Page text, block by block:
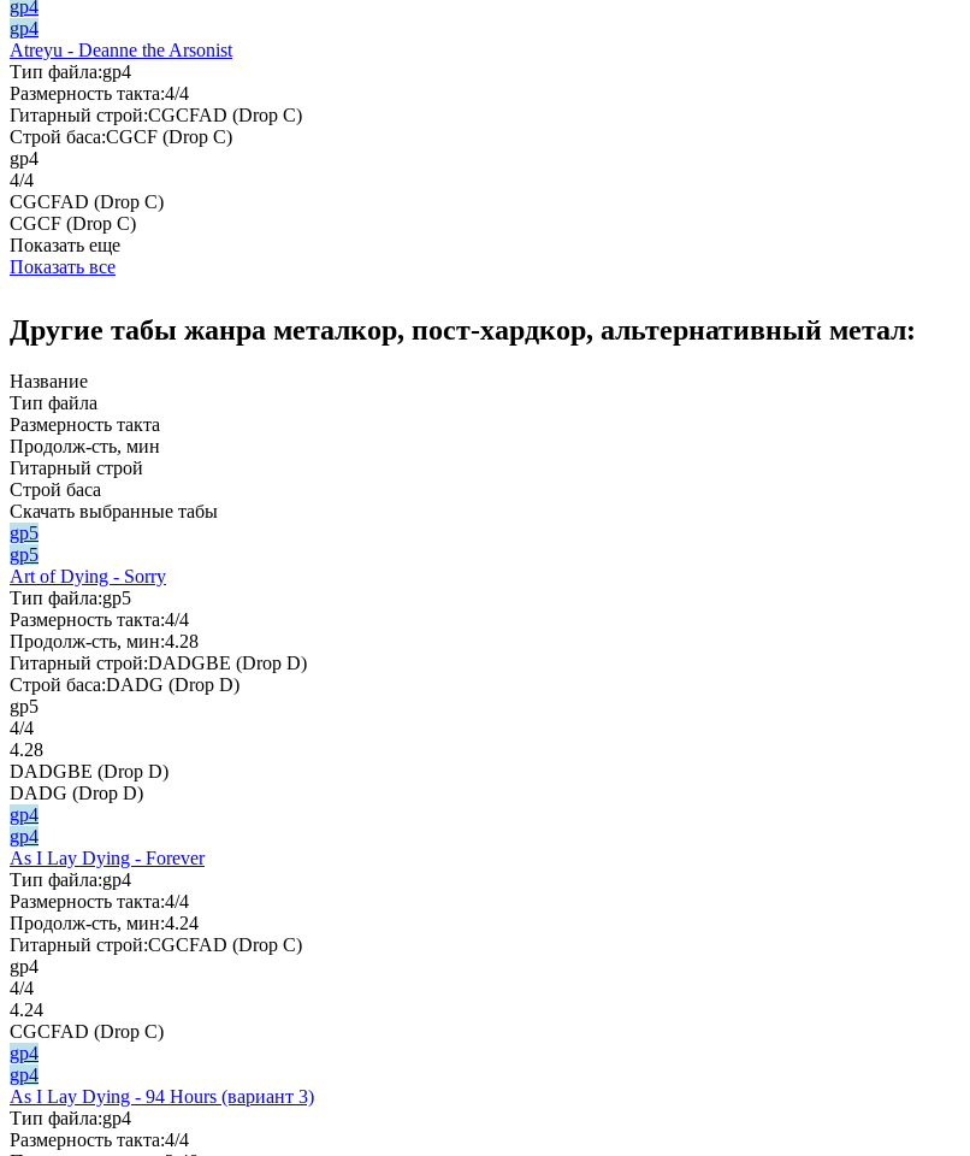
gp4
gp4
Atreyu - Deanne the Arsonist
Тип файла:gp4
Размерность такта:4/4
Гитарный строй:CGCFAD (Drop C)
Строй баса:CGCF (Drop C)
gp4
4/4
CGCFAD (Drop C)
CGCF (Drop C)
Показать еще
Показать все
Другие табы жанра металкор, пост-хардкор, альтернативный метал:
Название
Тип файла
Размерность такта
Продолж-сть, мин
Гитарный строй
Строй баса
Скачать выбранные табы
gp5
gp5
Art of Dying - Sorry
Тип файла:gp5
Размерность такта:4/4
Продолж-сть, мин:4.28
Гитарный строй:DADGBE (Drop D)
Строй баса:DADG (Drop D)
gp5
4/4
4.28
DADGBE (Drop D)
DADG (Drop D)
gp4
gp4
As I Lay Dying - Forever
Тип файла:gp4
Размерность такта:4/4
Продолж-сть, мин:4.24
Гитарный строй:CGCFAD (Drop C)
gp4
4/4
4.24
CGCFAD (Drop C)
gp4
gp4
As I Lay Dying - 94 Hours (вариант 3)
Тип файла:gp4
Размерность такта:4/4